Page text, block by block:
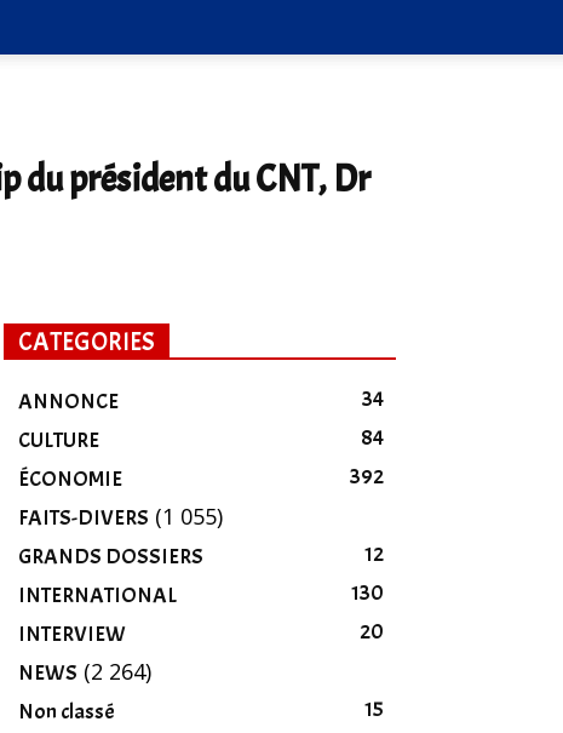
du président du CNT, Dr
CATEGORIES
ANNONCE
34
CULTURE
84
ÉCONOMIE
392
FAITS-DIVERS (1 055)
GRANDS DOSSIERS
12
INTERNATIONAL
130
INTERVIEW
20
NEWS (2 264)
Non classé
15